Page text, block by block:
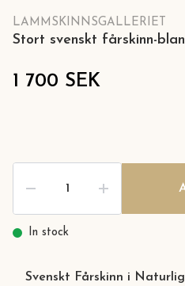
LAMMSKINNSGALLERIET
Stort svenskt fårskinn-
1 700 SEK
In stock
Svenskt Fårskinn i